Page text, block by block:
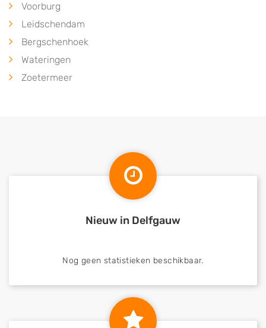
Voorburg
Leidschendam
Bergschenhoek
Wateringen
Zoetermeer
Nieuw in Delfgauw
Nog geen statistieken beschikbaar.